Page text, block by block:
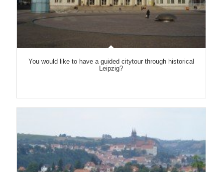
You would like to have a guided citytour through historical
Leipzig?